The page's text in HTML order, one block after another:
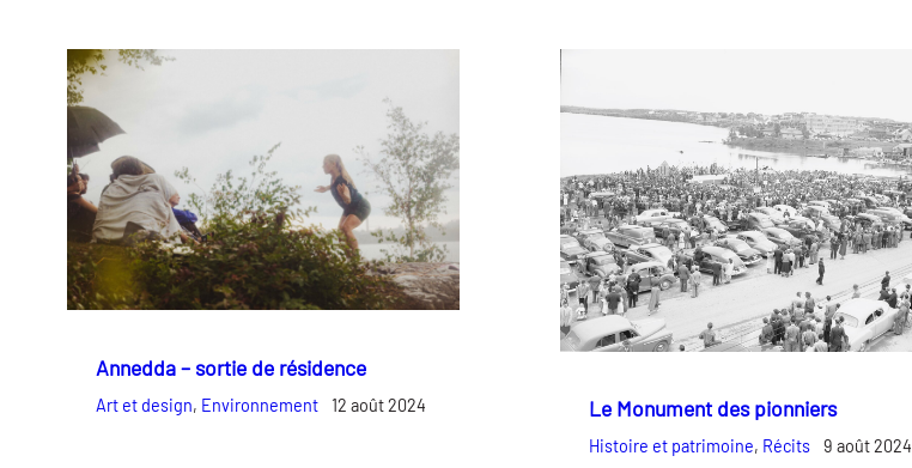
Annedda – sortie de résidence
Art et design, Environnement 12 août 2024 Le Monument des pionniers
Histoire et patrimoine, Récits 9 août 2024